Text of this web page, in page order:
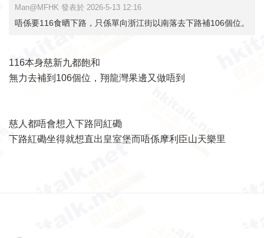
Man@MFHK 發表於 2026-5-13 12:16
唔係要116食晒下路，只係單向浙江街以南落去下路補106個位。
116本身慈新九都飽和
無力去補到106個位，翔龍灣果邊又做唔到
慈人都唔會想入下路同紅磡
下路紅磡坐得就想直出皇室堡而唔係摩利臣山天樂里